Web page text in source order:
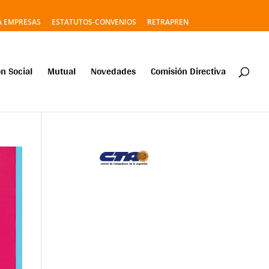
EMPRESAS ESTATUTOS-CONVENIOS RETRAPREN
Social Mutual Novedades Comisión Directiva